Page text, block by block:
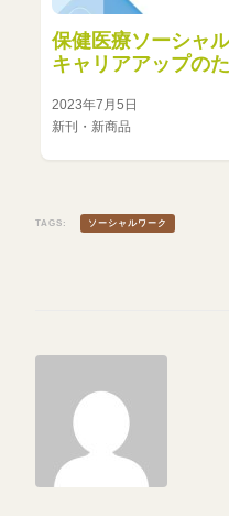
保健医療ソーシャ
キャリアアップの
2023年7月5日
新刊・新商品
TAGS: ソーシャルワーク